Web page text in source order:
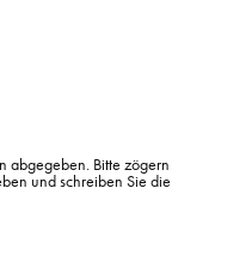
abgegeben. Bitte zögern
und schreiben Sie die